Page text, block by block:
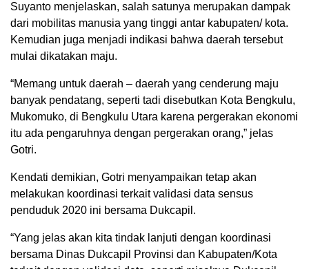
Suyanto menjelaskan, salah satunya merupakan dampak
dari mobilitas manusia yang tinggi antar kabupaten/ kota.
Kemudian juga menjadi indikasi bahwa daerah tersebut
mulai dikatakan maju.
“Memang untuk daerah – daerah yang cenderung maju
banyak pendatang, seperti tadi disebutkan Kota Bengkulu,
Mukomuko, di Bengkulu Utara karena pergerakan ekonomi
itu ada pengaruhnya dengan pergerakan orang,” jelas
Gotri.
Kendati demikian, Gotri menyampaikan tetap akan
melakukan koordinasi terkait validasi data sensus
penduduk 2020 ini bersama Dukcapil.
“Yang jelas akan kita tindak lanjuti dengan koordinasi
bersama Dinas Dukcapil Provinsi dan Kabupaten/Kota